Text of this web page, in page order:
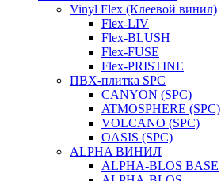
Vinyl Flex (Клеевой винил)
Flex-LIV
Flex-BLUSH
Flex-FUSE
Flex-PRISTINE
ПВХ-плитка SPC
CANYON (SPC)
ATMOSPHERE (SPC)
VOLCANO (SPC)
OASIS (SPC)
ALPHA ВИНИЛ
ALPHA-BLOS BASE